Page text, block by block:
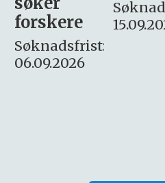
Søknadsfrist:
15.09.2026